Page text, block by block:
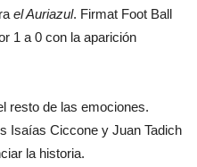
el Auriazul. Firmat Foot Ball
1 a 0 con la aparición
resto de las emociones.
Isaías Ciccone y Juan Tadich
la historia.